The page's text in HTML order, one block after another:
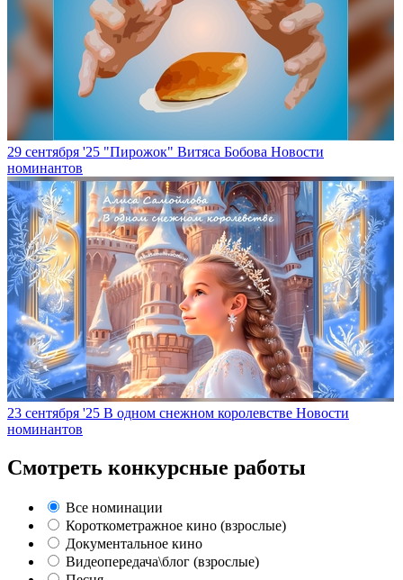
29 сентября '25 "Пирожок" Витяса Бобова Новости
номинантов
23 сентября '25 В одном снежном королевстве Новости
номинантов
Смотреть конкурсные работы
Все номинации
Короткометражное кино (взрослые)
Документальное кино
Видеопередача\блог (взрослые)